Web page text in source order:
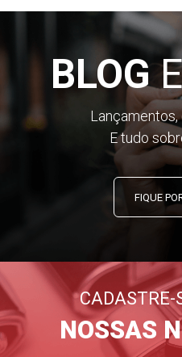
BLOG
E tudo
FIQUE
CADASTRE-
NOSSAS